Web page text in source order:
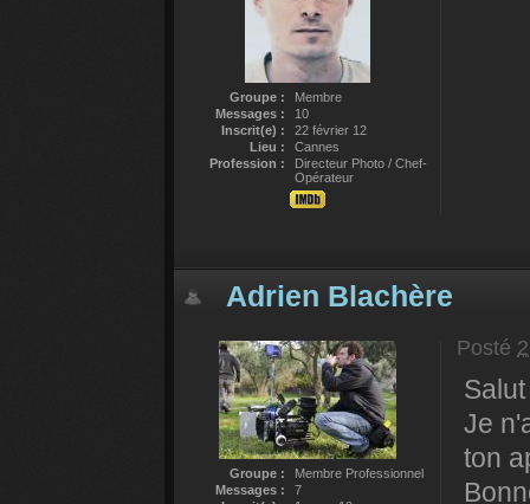
Groupe :
Membre
Messages :
10
Inscrit(e) :
22 février 12
Lieu :
Cannes
Profession :
Directeur Photo / Chef-
Opérateur
Adrien Blachère
Groupe :
Membre Professionnel
Messages :
7
Posté
Je
ton